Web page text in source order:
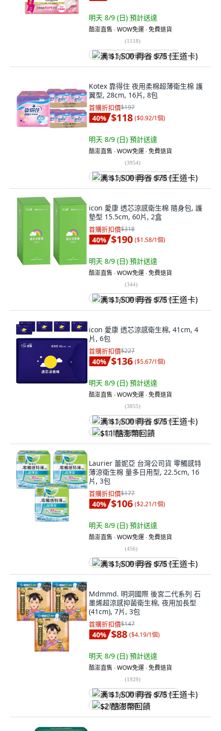
明天 8/9 (日) 預計送達
酷澎直售 ∙ WOW免運 ∙ 免費退貨
(1118)
满 $1,500 再省 $75 (王道卡)
Kotex 靠得住 夜用柔棉超薄衛生棉 護
翼型, 28cm, 16片, 8包
首購折扣價$197
40% $118 ($0.92/1個)
明天 8/9 (日) 預計送達
酷澎直售 ∙ WOW免運 ∙ 免費退貨
(3954)
满 $1,500 再省 $75 (王道卡)
icon 愛康 透芯涼感衛生棉 隨身包, 護
墊型 15.5cm, 60片, 2盒
首購折扣價$318
40% $190 ($1.58/1個)
明天 8/9 (日) 預計送達
酷澎直售 ∙ WOW免運 ∙ 免費退貨
(344)
满 $1,500 再省 $75 (王道卡)
icon 愛康 透芯涼感衛生棉, 41cm, 4
片, 6包
首購折扣價$227
40% $136 ($5.67/1個)
明天 8/9 (日) 預計送達
酷澎直售 ∙ WOW免運 ∙ 免費退貨
(3855)
满 $1,500 再省 $75 (王道卡)
$11 酷澎幣回饋
Laurier 蕾妮亞 台灣公司貨 零觸感特
薄涼衛生棉 量多日用型, 22.5cm, 16
片, 3包
首購折扣價$177
40% $106 ($2.21/1個)
明天 8/9 (日) 預計送達
酷澎直售 ∙ WOW免運 ∙ 免費退貨
(456)
满 $1,500 再省 $75 (王道卡)
Mdmmd. 明洞國際 後宮二代系列 石
墨烯超涼感抑菌衛生棉, 夜用加長型
(41cm), 7片, 3包
首購折扣價$147
40% $88 ($4.19/1個)
明天 8/9 (日) 預計送達
酷澎直售 ∙ WOW免運 ∙ 免費退貨
(1929)
满 $1,500 再省 $75 (王道卡)
$2 酷澎幣回饋